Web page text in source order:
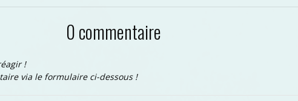
0 commentaire
!
via le formulaire ci-dessous !